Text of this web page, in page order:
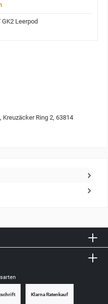
Leerpod
Kreuzäcker Ring 2, 63814
Klarna Ratenkauf